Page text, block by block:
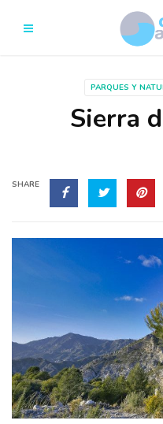
PARQUES Y
Sierra
SHARE